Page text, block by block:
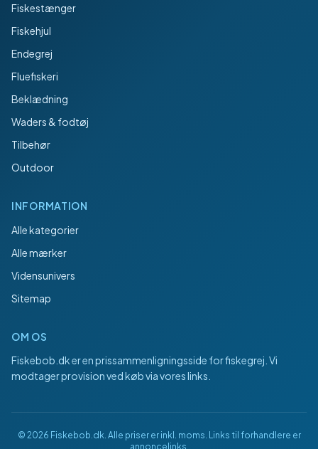
Fiskestænger
Fiskehjul
Endegrej
Fluefiskeri
Beklædning
Waders & fodtøj
Tilbehør
Outdoor
INFORMATION
Alle kategorier
Alle mærker
Vidensunivers
Sitemap
OM OS
Fiskebob.dker en prissammenligningsside for fiskegrej. Vi
modtager provision ved køb via vores links.
© 2026 Fiskebob.dk. Alle priser er inkl. moms. Links til forhandlere er
annoncelinks.